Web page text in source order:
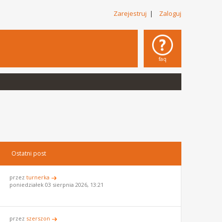
Zarejestruj | Zaloguj
faq
Ostatni post
przezturnerka
poniedziałek 03 sierpnia 2026, 13:21
przez szerszon